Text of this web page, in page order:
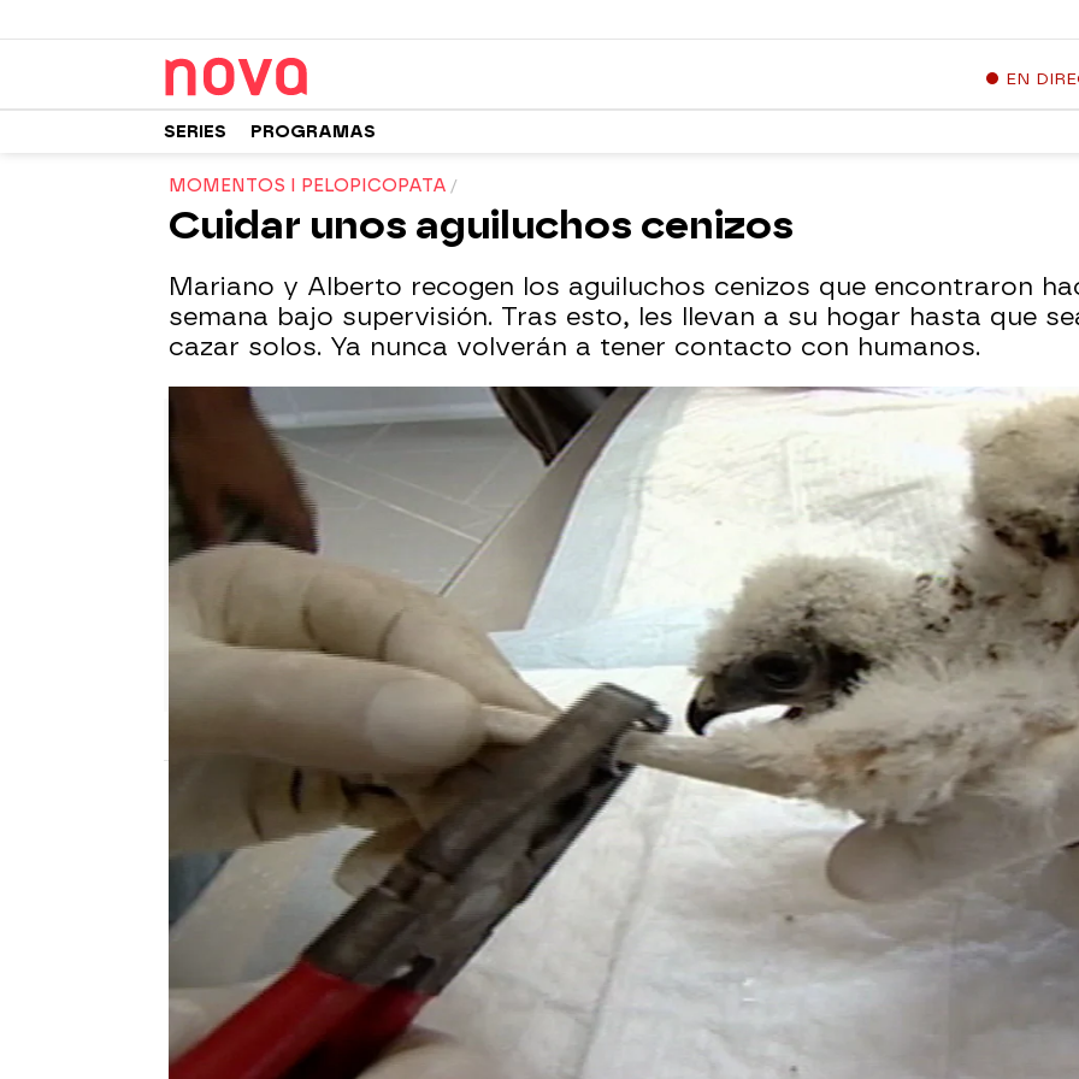
EN
SERIES PROGRAMAS
MOMENTOS I PELOPICOPATA
Cuidar unos aguiluchos cenizos
Mariano y Alberto recogen los aguiluchos cenizos que encontraron
semana bajo supervisión. Tras esto, les llevan a su hogar hasta que
cazar solos. Ya nunca volverán a tener contacto con humanos.
Madrid
Publicado:26 de agosto de 2012, 12:39
Whatsapp
Facebook
5554b3fc0cf203da151fa832